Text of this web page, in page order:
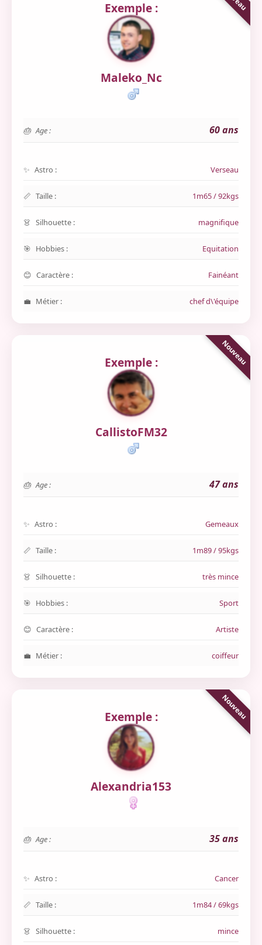
Exemple :
Maleko_Nc
Age : 60 ans
Astro : Verseau
Taille : 1m65 / 92kgs
Silhouette : magnifique
Hobbies : Equitation
Caractère : Fainéant
Métier : chef d\'équipe
Exemple :
CallistoFM32
Age : 47 ans
Astro : Gemeaux
Taille : 1m89 / 95kgs
Silhouette : très mince
Hobbies : Sport
Caractère : Artiste
Métier : coiffeur
Exemple :
Alexandria153
Age : 35 ans
Astro : Cancer
Taille : 1m84 / 69kgs
Silhouette : mince